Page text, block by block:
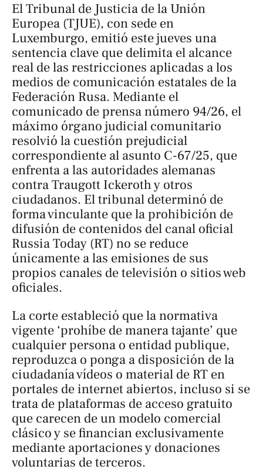
El Tribunal de Justicia de la Unión
Europea (TJUE), con sede en
Luxemburgo, emitió este jueves una
sentencia clave que delimita el alcance
real de las restricciones aplicadas a los
medios de comunicación estatales de la
Federación Rusa. Mediante el
comunicado de prensa número 94/26, el
máximo órgano judicial comunitario
resolvió la cuestión prejudicial
correspondiente al asunto C-67/25, que
enfrenta a las autoridades alemanas
contra Traugott Ickeroth y otros
ciudadanos. El tribunal determinó de
forma vinculante que la prohibición de
difusión de contenidos del canal oficial
Russia Today (RT) no se reduce
únicamente a las emisiones de sus
propios canales de televisión o sitios web
oficiales.
La corte estableció que la normativa
vigente ‘prohíbe de manera tajante’ que
cualquier persona o entidad publique,
reproduzca o ponga a disposición de la
ciudadanía vídeos o material de RT en
portales de internet abiertos, incluso si se
trata de plataformas de acceso gratuito
que carecen de un modelo comercial
clásico y se financian exclusivamente
mediante aportaciones y donaciones
voluntarias de terceros.